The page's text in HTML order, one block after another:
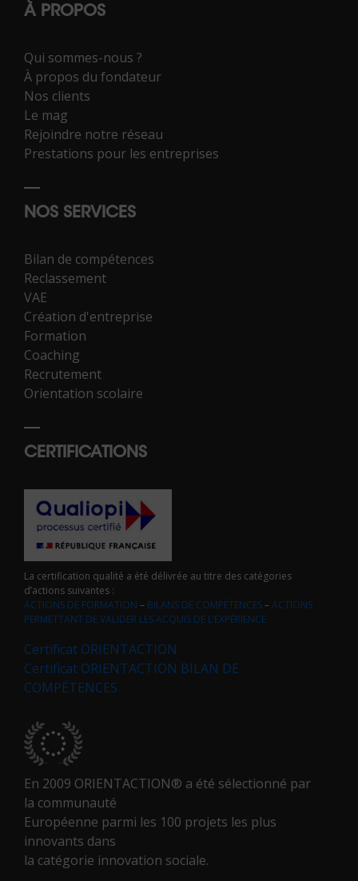
À PROPOS
Qui sommes-nous ?
À propos du fondateur
Nos clients
Le mag
Rejoindre notre réseau
Prestations pour les entreprises
NOS SERVICES
Bilan de compétences
Reclassement
VAE
Création d'entreprise
Formation
Coaching
Recrutement
Orientation scolaire
CERTIFICATIONS
La certification qualité a été délivrée au titre des catégories
d’actions suivantes :
ACTIONS DE FORMATION – BILANS DE COMPÉTENCES–ACTIONS
PERMETTANT DE VALIDER LES ACQUIS DE L’EXPÉRIENCE
Certificat ORIENTACTION
Certificat ORIENTACTION BILAN DE
COMPÉTENCES
En 2009 ORIENTACTION® a été sélectionné par
la communauté
Européenne parmi les 100 projets les plus
innovants dans
la catégorie innovation sociale.